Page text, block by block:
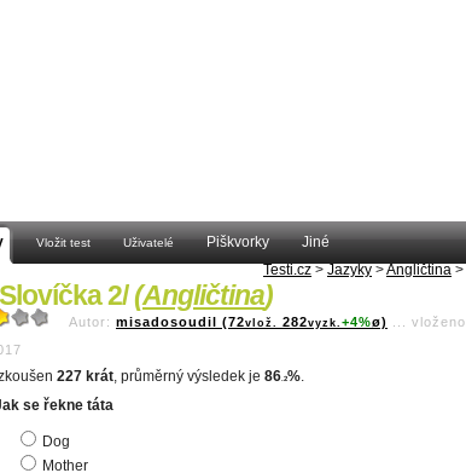
Vložit test Uživatelé Piškvorky
Jiné
Testi.cz > Jazyky >Angličtina >
Slovíčka 2/(Angličtina)
Autor: misadosoudil (72vlož. 282vyzk. +4%ø)
vloženo
227 krát, průměrný výsledek je 86 .2%.
se řekne táta
Dog
Mother